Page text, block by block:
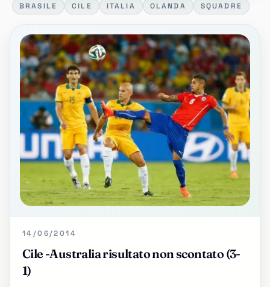
BRASILE CILE ITALIA OLANDA SQUADRE
14/06/2014
Cile -Australia risultato non scontato (3-
1)